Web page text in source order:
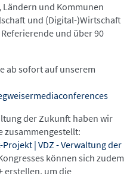
Ländern und Kommunen
und (Digital-)Wirtschaft
und über 90
ab sofort auf unserem
der Zukunft haben wir
zusammengestellt:
| VDZ - Verwaltung der
können sich zudem
erstellen, um die